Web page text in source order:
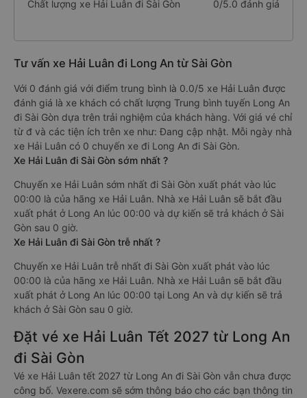
Chất lượng xe Hải Luân đi Sài Gòn 0/5.0 đánh giá
Tư vấn xe Hải Luân đi Long An từ Sài Gòn
Với 0 đánh giá với điểm trung bình là 0.0/5 xe Hải Luân được
đánh giá là xe khách có chất lượng Trung bình tuyến Long An
đi Sài Gòn dựa trên trải nghiệm của khách hàng. Với giá vé chỉ
từ đ và các tiện ích trên xe như: Đang cập nhật. Mỗi ngày nhà
xe Hải Luân có 0 chuyến xe đi Long An đi Sài Gòn.
Xe Hải Luân đi Sài Gòn sớm nhất ?
Chuyến xe Hải Luân sớm nhất đi Sài Gòn xuất phát vào lúc
00:00 là của hãng xe Hải Luân. Nhà xe Hải Luân sẽ bắt đầu
xuất phát ở Long An lúc 00:00 và dự kiến sẽ trả khách ở Sài
Gòn sau 0 giờ.
Xe Hải Luân đi Sài Gòn trễ nhất ?
Chuyến xe Hải Luân trễ nhất đi Sài Gòn xuất phát vào lúc
00:00 là của hãng xe Hải Luân. Nhà xe Hải Luân sẽ bắt đầu
xuất phát ở Long An lúc 00:00 tại Long An và dự kiến sẽ trả
khách ở Sài Gòn sau 0 giờ.
Đặt vé xe Hải Luân Tết 2027 từ Long An
đi Sài Gòn
Vé xe Hải Luân tết 2027 từ Long An đi Sài Gòn vẫn chưa được
công bố. Vexere.com sẽ sớm thông báo cho các bạn thông tin